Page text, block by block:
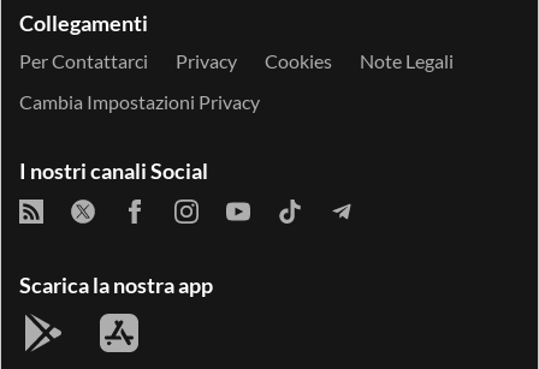
Collegamenti
Per Contattarci Privacy Cookies
Note Legali
Cambia Impostazioni Privacy
I nostri canali Social
Scarica la nostra app